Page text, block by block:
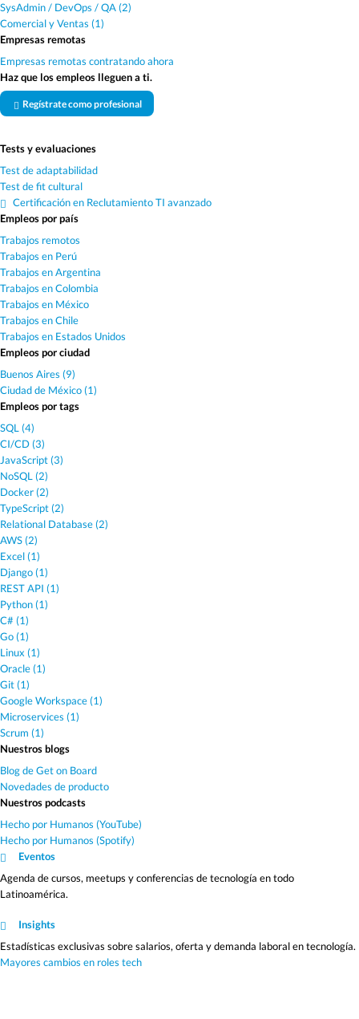
SysAdmin / DevOps / QA (2)
Comercial y Ventas (1)
Empresas remotas
Empresas remotas contratando ahora
Haz que los empleos lleguen a ti.
Regístrate como profesional
Tests y evaluaciones
Test de adaptabilidad
Test de fit cultural
Certificación en Reclutamiento TI avanzado
Empleos por país
Trabajos remotos
Trabajos en Perú
Trabajos en Argentina
Trabajos en Colombia
Trabajos en México
Trabajos en Chile
Trabajos en Estados Unidos
Empleos por ciudad
Buenos Aires (9)
Ciudad de México (1)
Empleos por tags
SQL (4)
CI/CD (3)
JavaScript (3)
NoSQL (2)
Docker (2)
TypeScript (2)
Relational Database (2)
AWS (2)
Excel (1)
Django (1)
REST API (1)
Python (1)
C# (1)
Go (1)
Linux (1)
Oracle (1)
Git (1)
Google Workspace (1)
Microservices (1)
Scrum (1)
Nuestros blogs
Blog de Get on Board
Novedades de producto
Nuestros podcasts
Hecho por Humanos (YouTube)
Hecho por Humanos (Spotify)
Eventos
Agenda de cursos, meetups y conferencias de tecnología en todo
Latinoamérica.
Insights
Estadísticas exclusivas sobre salarios, oferta y demanda laboral en tecnología.
Mayores cambios en roles tech